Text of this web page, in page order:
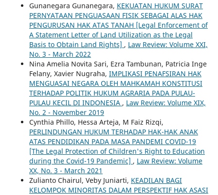
Gunanegara Gunanegara, KEKUATAN HUKUM SURAT
PERNYATAAN PENGUASAAN FISIK SEBAGAI ALAS HAK
PENGURUSAN HAK ATAS TANAH [Legal Enforcement of
A Statement Letter of Land Utilization as the Legal
Basis to Obtain Land Rights] , Law Review: Volume XXI,
No. 3 - March 2022
Nina Amelia Novita Sari, Ezra Tambunan, Patricia Inge
Felany, Xavier Nugraha, IMPLIKASI PENAFSIRAN HAK
MENGUASAI NEGARA OLEH MAHKAMAH KONSTITUSI
TERHADAP POLITIK HUKUM AGRARIA PADA PULAU-
PULAU KECIL DI INDONESIA , Law Review: Volume XIX,
No. 2 - November 2019
Cynthia Phillo, Hessa Arteja, M Faiz Rizqi,
PERLINDUNGAN HUKUM TERHADAP HAK-HAK ANAK
ATAS PENDIDIKAN PADA MASA PANDEMI COVID-19
[The Legal Protection of Children's Right to Education
during the Covid-19 Pandemic] , Law Review: Volume
XX, No. 3 - March 2021
Zulianto Chairul, Veby Juniarti, KEADILAN BAGI
KELOMPOK MINORITAS DALAM PERSPEKTIF HAK ASASI